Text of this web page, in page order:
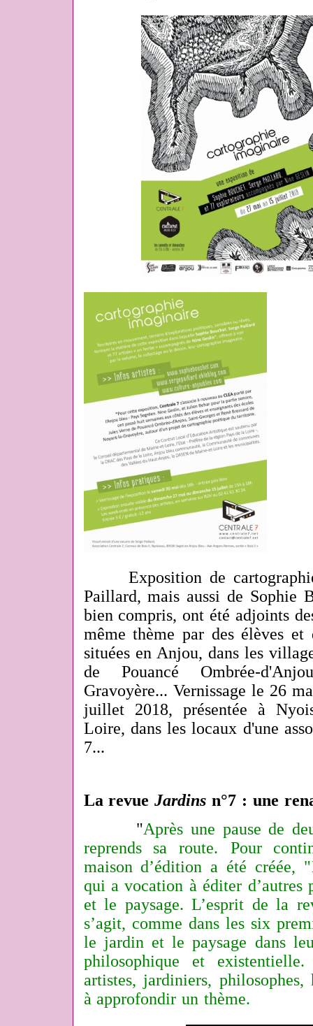
Exposition de
Paillard, mais aussi de Sophie
bien compris, ont été adjoints
même thème par des élèves et
situées en Anjou, dans les
de Pouancé Ombrée-
Gravoyère... Vernissage le 26
juillet 2018, présentée à
Loire, dans les locaux d'une
7...
La revueJardinsn°7 : une
"Après une pause de
reprends sa route. Pour
maison d’édition a été créée, "
qui a vocation à éditer
et le paysage.L’esprit de la
s’agit, comme dans les six
le jardin et le paysage dans
philosophique et
artistes, jardiniers,
à approfondir un thème.